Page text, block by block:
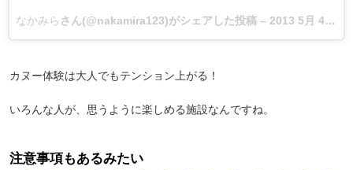
なかみら さん(@nakamira123)がシェアした投稿 – 2013 5月 4 7:22午後 PDT
カヌー体験は大人でもテンション上がる！
いろんな人が、思うように楽しめる施設なんですね。
注意事項もあるみたい